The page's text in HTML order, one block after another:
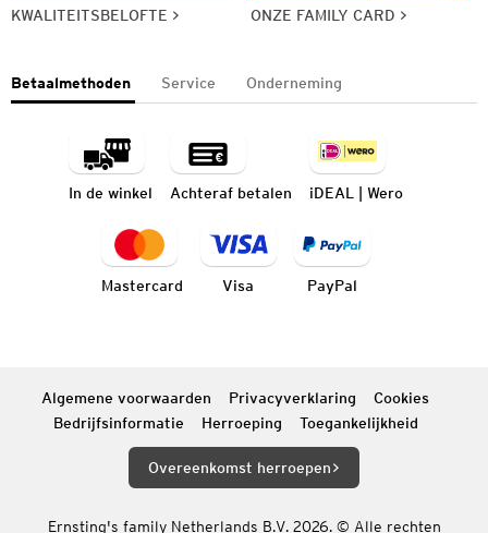
KWALITEITSBELOFTE ONZE FAMILY CARD
Betaalmethoden Service Onderneming
In de winkel Achteraf betalen iDEAL | Wero
Mastercard Visa PayPal
Algemene voorwaarden Privacyverklaring
Cookies
Bedrijfsinformatie
Herroeping Toegankelijkheid
Overeenkomst herroepen
Ernsting's family Netherlands B.V. 2026. © Alle rechten